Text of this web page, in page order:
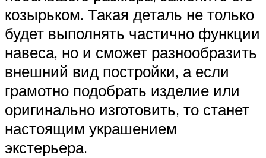
козырьком. Такая деталь не только
будет выполнять частично функции
навеса, но и сможет разнообразить
внешний вид постройки, а если
грамотно подобрать изделие или
оригинально изготовить, то станет
настоящим украшением
экстерьера.